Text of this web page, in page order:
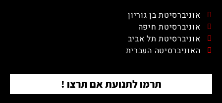
אוניברסיטת בן גוריון
אוניברסיטת חיפה
אוניברסיטת תל אביב
האוניברסיטה העברית
תרמו לתנועת אם תרצו !